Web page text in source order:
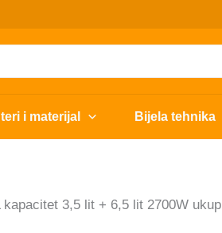
i materijal Bijela tehnika
3,5 lit + 6,5 lit 2700W